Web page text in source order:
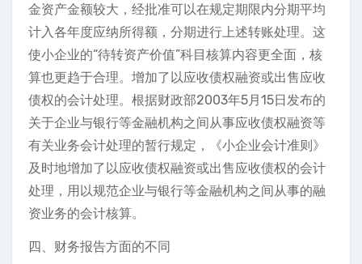
金资产金额较大，经批准可以在规定期限内分期平均
计入各年度应纳所得额，分期进行上述转账处理。这
使小企业的“待转资产价值”科目核算内容更全面，核
算也更趋于合理。增加了以应收债权融资或出售应收
债权的会计处理。根据财政部2003年5月15日发布的
关于企业与银行等金融机构之间从事应收债权融资等
有关业务会计处理的暂行规定，《小企业会计准则》
及时地增加了以应收债权融资或出售应收债权的会计
处理，用以规范企业与银行等金融机构之间从事的融
资业务的会计核算。
四、财务报告方面的不同